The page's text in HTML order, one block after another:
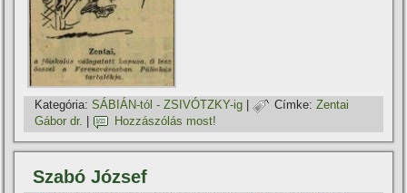
Kategória: SÁBIÁN-tól - ZSIVÓTZKY-ig | Címke: Zentai
Gábor dr.
Hozzászólás most!
Szabó József